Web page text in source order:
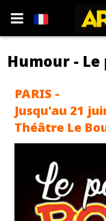
Humour -
PARIS -
Jusqu'au 21
Théâtre Le